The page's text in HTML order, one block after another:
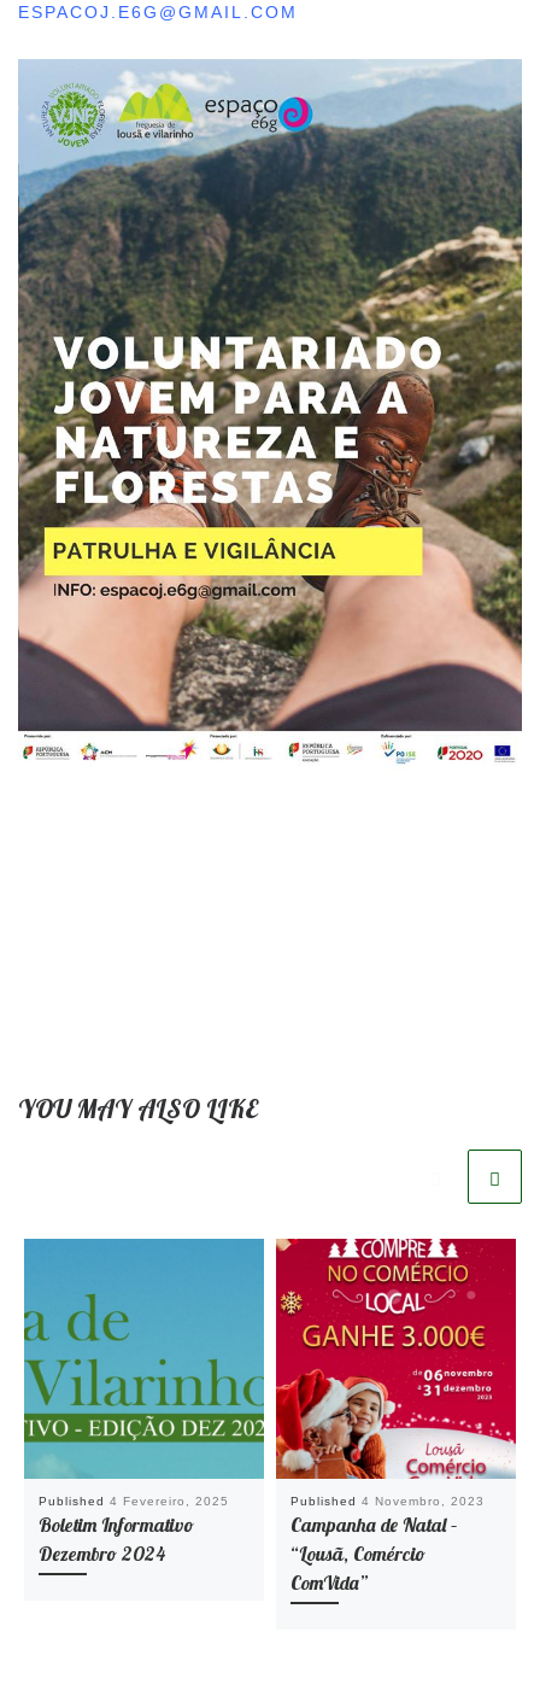
ESPACOJ.E6G@GMAIL.COM
YOU MAY ALSO LIKE
Published 4 Fevereiro, 2025
Boletim Informativo
Dezembro 2024
Published 4 Novembro, 2023
Campanha de Natal –
“Lousã, Comércio
ComVida”